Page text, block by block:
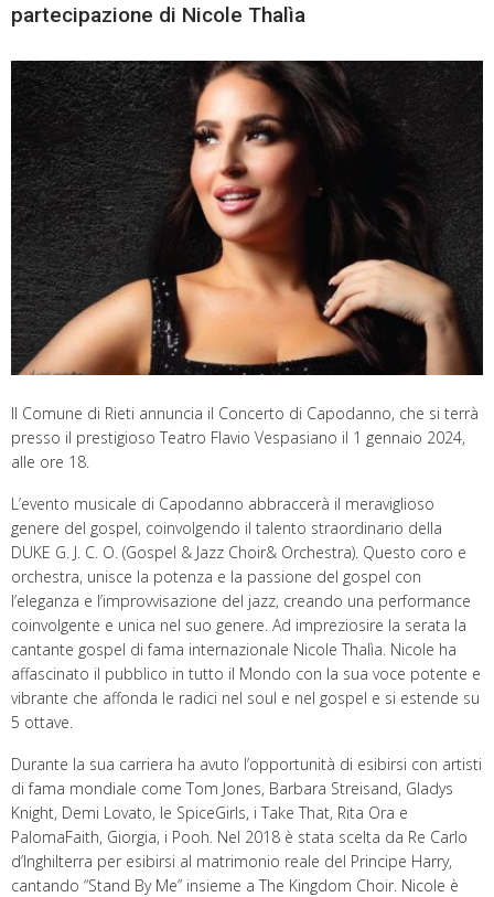
partecipazione di Nicole Thalìa
Il Comune di Rieti annuncia il Concerto di Capodanno, che si terrà
presso il prestigioso Teatro Flavio Vespasiano il 1 gennaio 2024,
alle ore 18.
L’evento musicale di Capodanno abbraccerà il meraviglioso
genere del gospel, coinvolgendo il talento straordinario della
DUKE G. J. C. O. (Gospel & Jazz Choir& Orchestra). Questo coro e
orchestra, unisce la potenza e la passione del gospel con
l’eleganza e l’improvvisazione del jazz, creando una performance
coinvolgente e unica nel suo genere. Ad impreziosire la serata la
cantante gospel di fama internazionale Nicole Thalìa. Nicole ha
affascinato il pubblico in tutto il Mondo con la sua voce potente e
vibrante che affonda le radici nel soul e nel gospel e si estende su
5 ottave.
Durante la sua carriera ha avuto l’opportunità di esibirsi con artisti
di fama mondiale come Tom Jones, Barbara Streisand, Gladys
Knight, Demi Lovato, le SpiceGirls, i Take That, Rita Ora e
PalomaFaith, Giorgia, i Pooh. Nel 2018 è stata scelta da Re Carlo
d’Inghilterra per esibirsi al matrimonio reale del Principe Harry,
cantando “Stand By Me” insieme a The Kingdom Choir. Nicole è